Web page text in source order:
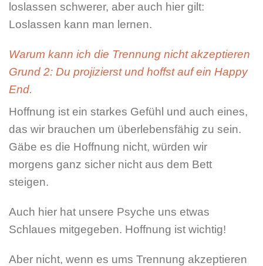
loslassen schwerer, aber auch hier gilt:
Loslassen kann man lernen.
Warum kann ich die Trennung nicht akzeptieren
Grund 2: Du projizierst und hoffst auf ein Happy
End.
Hoffnung ist ein starkes Gefühl und auch eines,
das wir brauchen um überlebensfähig zu sein.
Gäbe es die Hoffnung nicht, würden wir
morgens ganz sicher nicht aus dem Bett
steigen.
Auch hier hat unsere Psyche uns etwas
Schlaues mitgegeben. Hoffnung ist wichtig!
Aber nicht, wenn es ums Trennung akzeptieren